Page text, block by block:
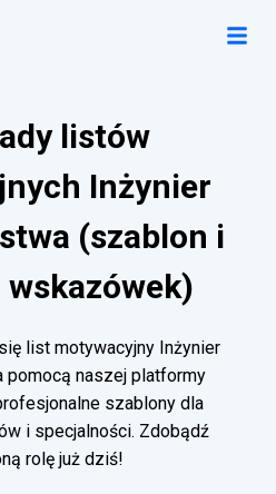
listów
Inżynier
(szablon i
wskazówek)
list motywacyjny Inżynier
naszej platformy
szablony dla
i specjalności. Zdobądź
rolę już dziś!